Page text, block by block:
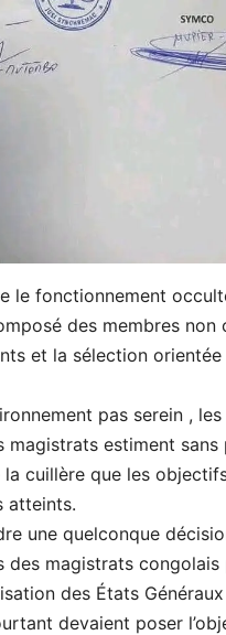
le fonctionnement
des membres non
et la sélection orientée
pas serein , les
magistrats estiment sans
cuillère que les
atteints.
une quelconque
des magistrats congolais
des États
devaient poser